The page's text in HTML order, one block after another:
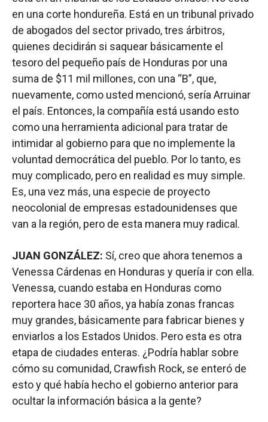
en una corte hondureña. Está en un tribunal privado
de abogados del sector privado, tres árbitros,
quienes decidirán si saquear básicamente el
tesoro del pequeño país de Honduras por una
suma de $11 mil millones, con una “B”, que,
nuevamente, como usted mencionó, sería Arruinar
el país. Entonces, la compañía está usando esto
como una herramienta adicional para tratar de
intimidar al gobierno para que no implemente la
voluntad democrática del pueblo. Por lo tanto, es
muy complicado, pero en realidad es muy simple.
Es, una vez más, una especie de proyecto
neocolonial de empresas estadounidenses que
van a la región, pero de esta manera muy radical.
JUAN GONZÁLEZ: Sí, creo que ahora tenemos a
Venessa Cárdenas en Honduras y quería ir con ella.
Venessa, cuando estaba en Honduras como
reportera hace 30 años, ya había zonas francas
muy grandes, básicamente para fabricar bienes y
enviarlos a los Estados Unidos. Pero esta es otra
etapa de ciudades enteras. ¿Podría hablar sobre
cómo su comunidad, Crawfish Rock, se enteró de
esto y qué había hecho el gobierno anterior para
ocultar la información básica a la gente?